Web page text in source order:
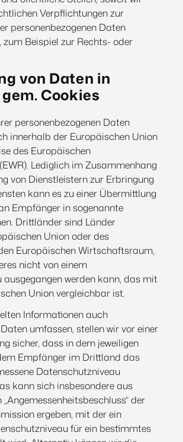
Verpflichtungen zur
personenbezogenen Daten
Beispiel zur Rechts- oder
von Daten in
Cookies
personenbezogenen Daten
innerhalb der Europäischen Union
des Europäischen
Lediglich im Zusammenhang
von Dienstleistern zur Erbringung
kann es zu einer Übermittlung
Empfänger in sogenannte
Drittländer sind Länder
Union oder des
Europäischen Wirtschaftsraum,
nicht von einem
werden kann, das mit
Union vergleichbar ist.
Informationen auch
umfassen, stellen wir vor einer
sicher, dass in dem jeweiligen
Empfänger im Drittland das
Datenschutzniveau
kann sich insbesondere aus
der
ergeben, mit der ein
für ein bestimmtes